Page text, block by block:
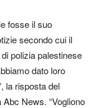
fosse il suo
secondo cui il
polizia palestinese
dato loro
la risposta del
News. “Vogliono